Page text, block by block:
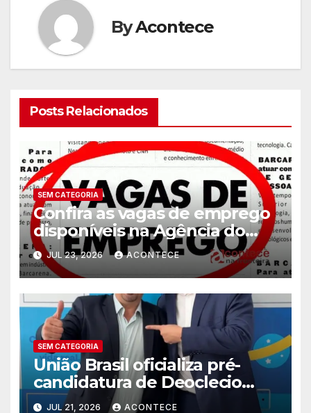
ByAcontece
Posts Relacionados
SEM CATEGORIA
Confira as vagas de emprego
disponíveis na Agência do
Trabalhador
JUL 23, 2026 ACONTECE
SEM CATEGORIA
União Brasil oficializa pré-
candidatura de Deoclecio
Duarte a deputado estadual
JUL 21, 2026 ACONTECE